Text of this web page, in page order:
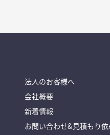
法人のお客様へ
会社概要
新着情報
お問い合わせ&見積もり